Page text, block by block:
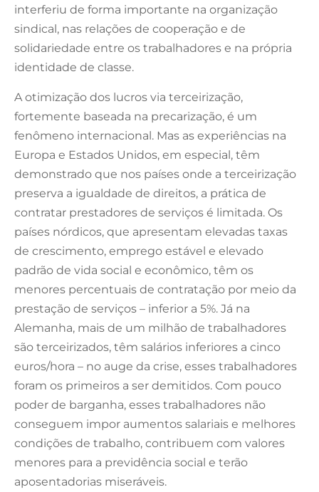
interferiu de forma importante na organização
sindical, nas relações de cooperação e de
solidariedade entre os trabalhadores e na própria
identidade de classe.
A otimização dos lucros via terceirização,
fortemente baseada na precarização, é um
fenômeno internacional. Mas as experiências na
Europa e Estados Unidos, em especial, têm
demonstrado que nos países onde a terceirização
preserva a igualdade de direitos, a prática de
contratar prestadores de serviços é limitada. Os
países nórdicos, que apresentam elevadas taxas
de crescimento, emprego estável e elevado
padrão de vida social e econômico, têm os
menores percentuais de contratação por meio da
prestação de serviços – inferior a 5%. Já na
Alemanha, mais de um milhão de trabalhadores
são terceirizados, têm salários inferiores a cinco
euros/hora – no auge da crise, esses trabalhadores
foram os primeiros a ser demitidos. Com pouco
poder de barganha, esses trabalhadores não
conseguem impor aumentos salariais e melhores
condições de trabalho, contribuem com valores
menores para a previdência social e terão
aposentadorias miseráveis.